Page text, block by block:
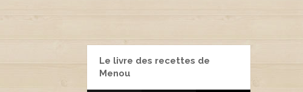
Le livre des recettes de
Menou